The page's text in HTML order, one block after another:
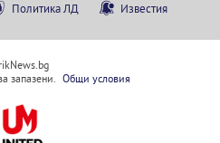
Политика ЛД Известия
запазени. Общи условия